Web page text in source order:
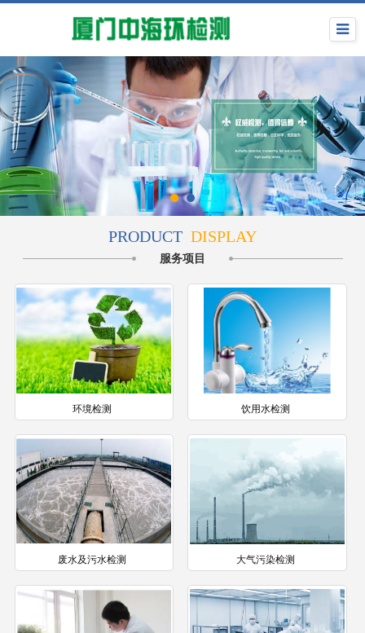
PRODUCT DISPLAY
服务项目
环境检测 饮用水检测
废水及污水检测 大气污染检测